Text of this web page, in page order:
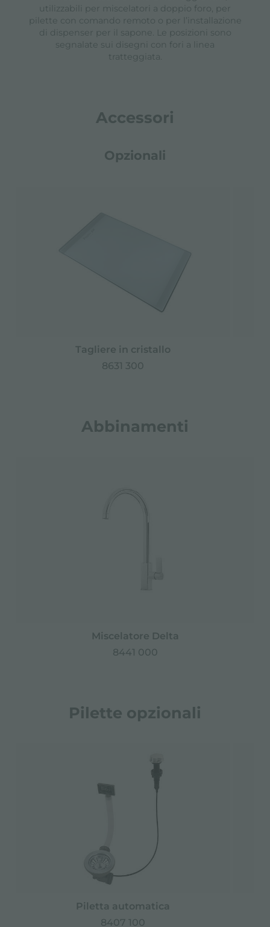
utilizzabili per miscelatori a doppio foro, per
pilette con comando remoto o per l’installazione
di dispenser per il sapone. Le posizioni sono
segnalate sui disegni con fori a linea
tratteggiata.
Accessori
Opzionali
Tagliere in cristallo
8631 300
Abbinamenti
Miscelatore Delta
8441 000
Pilette opzionali
Piletta automatica
8407 100